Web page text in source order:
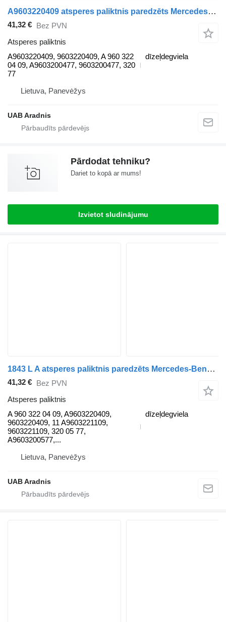
A9603220409 atsperes paliktnis paredzēts Mercedes-Benz ACTROS MP4 kravas automašīnas
41,32 € Bez PVN
Atsperes paliktnis
A9603220409, 9603220409, A 960 322
04 09, A9603200477, 9603200477, 320
77
dīzeļdegviela
Lietuva, Panevėžys
UAB Aradnis
Pārdodat tehniku?
Dariet to kopā ar mums!
Izvietot sludinājumu
1843 L A atsperes paliktnis paredzēts Mercedes-Benz ACTROS MP4 kravas automašīnas
41,32 € Bez PVN
Atsperes paliktnis
A 960 322 04 09, A9603220409,
9603220409, 11 A9603221109,
9603221109, 320 05 77,
A9603200577,...
dīzeļdegviela
Lietuva, Panevėžys
UAB Aradnis